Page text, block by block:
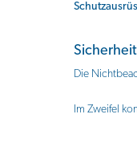
Die
Im Zweifel